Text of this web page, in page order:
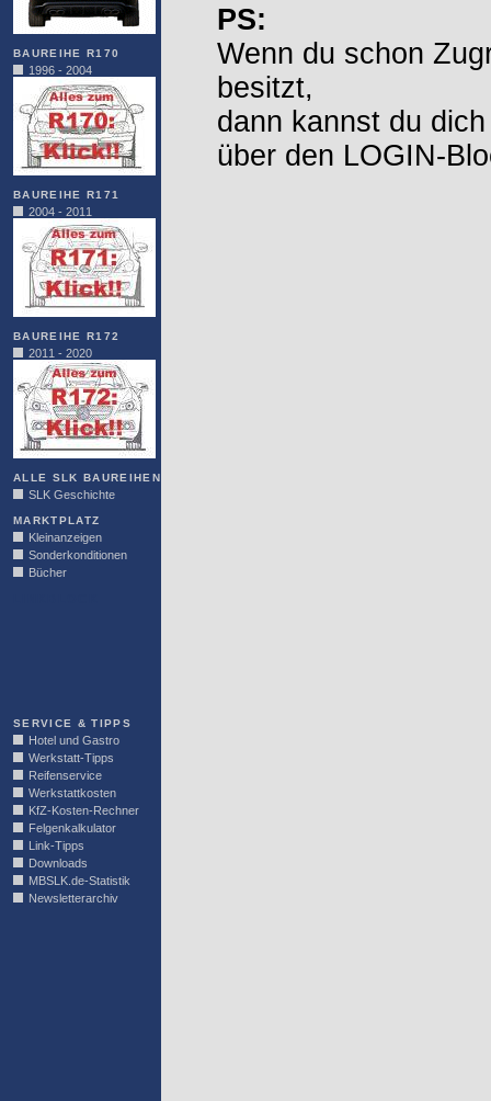
BAUREIHE R170
1996 - 2004
BAUREIHE R171
2004 - 2011
BAUREIHE R172
2011 - 2020
ALLE SLK BAUREIHEN
SLK Geschichte
MARKTPLATZ
Kleinanzeigen
Sonderkonditionen
Bücher
SERVICE & TIPPS
Hotel und Gastro
Werkstatt-Tipps
Reifenservice
Werkstattkosten
KfZ-Kosten-Rechner
Felgenkalkulator
Link-Tipps
Downloads
MBSLK.de-Statistik
Newsletterarchiv
PS:
Wenn du schon
besitzt,
dann kannst du
über den LOGIN-